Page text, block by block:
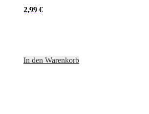
2,99 €
In den Warenkorb